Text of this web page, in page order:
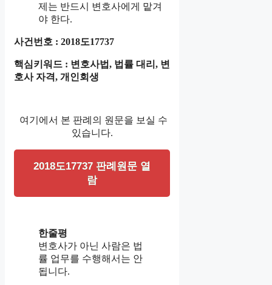
제는 반드시 변호사에게 맡겨
야 한다.
사건번호 : 2018도17737
핵심키워드 : 변호사법, 법률 대리, 변
호사 자격, 개인회생
여기에서 본 판례의 원문을 보실 수
있습니다.
2018도17737 판례원문 열
람
한줄평
변호사가 아닌 사람은 법
률 업무를 수행해서는 안
됩니다.